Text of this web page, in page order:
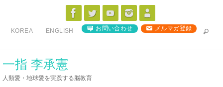
ス
KOREA ENGLISH お問い合わせ メルマガ登録
一指 李承憲
人類愛・地球愛を実践する脳教育